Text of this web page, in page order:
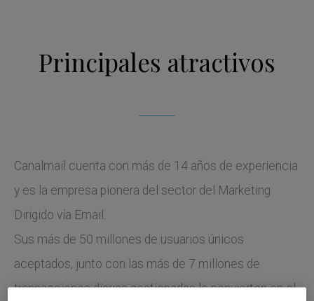
Principales atractivos
Canalmail cuenta con más de 14 años de experiencia
y es la empresa pionera del sector del Marketing
Dirigido vía Email.
Sus más de 50 millones de usuarios únicos
aceptados, junto con las más de 7 millones de
transacciones diarias gestionadas la convierten en el